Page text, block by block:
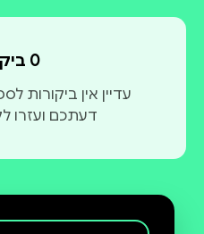
0 ביקורות
עדיין אין
דעתכם ועזרו